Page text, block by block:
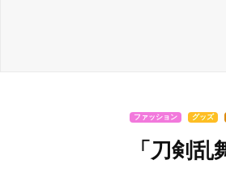
ファッション グッズ
「刀剣